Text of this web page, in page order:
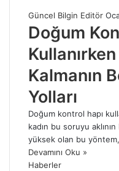
Güncel Bilgin Editör
Doğum
Kalmanın
Yolları
Doğum kontrol hapı
kadın bu soruyu
yüksek olan bu
Devamını Oku »
Haberler